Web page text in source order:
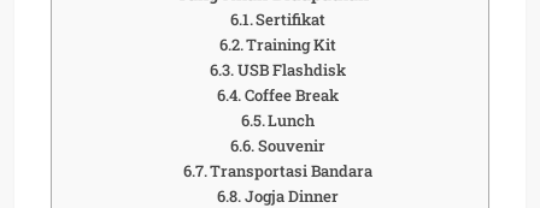
Sertifikat
Training Kit
USB Flashdisk
Coffee Break
Lunch
Souvenir
Transportasi Bandara
Jogja Dinner